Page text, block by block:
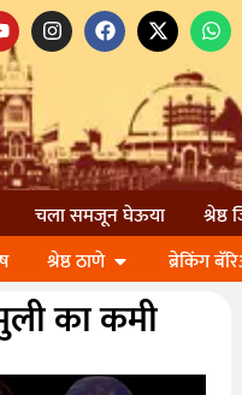
चला समजून घेऊया
श्रेष्ठ
श्रेष्ठ ठाणे ब्रेकिंग
का कमी